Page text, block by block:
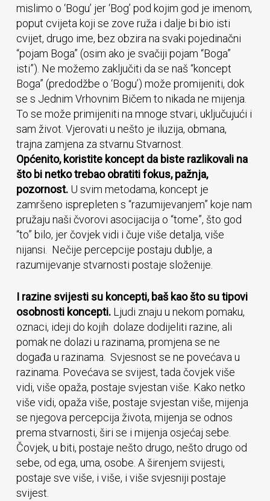
mislimo o ‘Bogu’ jer ‘Bog’ pod kojim god je imenom,
poput cvijeta koji se zove ruža i dalje bi bio isti
cvijet, drugo ime, bez obzira na svaki pojedinačni
“pojam Boga” (osim ako je svačiji pojam “Boga”
isti”). Ne možemo zaključiti da se naš “koncept
Boga” (predodžbe o ‘Bogu’) može promijeniti, dok
se s Jednim Vrhovnim Bičem to nikada ne mijenja.
To se može primijeniti na mnoge stvari, uključujući i
sam život. Vjerovati u nešto je iluzija, obmana,
trajna zamjena za stvarnu Stvarnost.
Općenito, koristite koncept da biste razlikovali na
što bi netko trebao obratiti fokus, pažnja,
pozornost.U svim metodama, koncept je
zamršeno isprepleten s “razumijevanjem” koje nam
pružaju naši čvorovi asocijacija o “tome”, što god
“to” bilo, jer čovjek vidi i čuje više detalja, više
nijansi. Nečije percepcije postaju dublje, a
razumijevanje stvarnosti postaje složenije.
I razine svijesti su koncepti, baš kao što su tipovi
osobnosti koncepti.Ljudi znaju u nekom pomaku,
oznaci, ideji do kojih dolaze dodijeliti razine, ali
pomak ne dolazi u razinama, promjena se ne
događa u razinama. Svjesnost se ne povećava u
razinama. Povećava se svijest, tada čovjek više
vidi, više opaža, postaje svjestan više. Kako netko
više vidi, opaža više, postaje svjestan više, mijenja
se njegova percepcija života, mijenja se odnos
prema stvarnosti, širi se i mijenja osjećaj sebe.
Čovjek, u biti, postaje nešto drugo, nešto drugo od
sebe, od ega, uma, osobe. A širenjem svijesti,
postaje sve više, i više, i više svjesniji postaje
svijest.